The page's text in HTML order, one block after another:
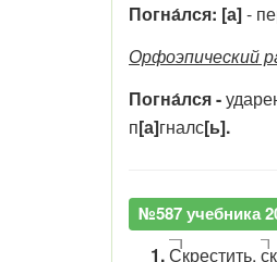
Погна́лся: [а]-
Орфоэпический
Погна́лся -
п[а]гналс[ь].
№587 учебника
1.Скрестить, с